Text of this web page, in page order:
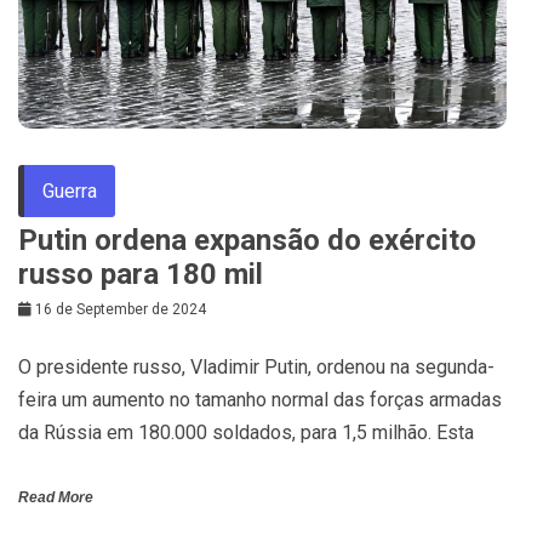
Guerra
Putin ordena expansão do exército
russo para 180 mil
16 de September de 2024
O presidente russo, Vladimir Putin, ordenou na segunda-
feira um aumento no tamanho normal das forças armadas
da Rússia em 180.000 soldados, para 1,5 milhão. Esta
Read More